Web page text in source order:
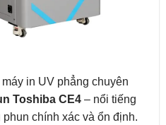
in UV phẳng chuyên
Toshiba CE4 – nổi tiếng
chính xác và ổn định.